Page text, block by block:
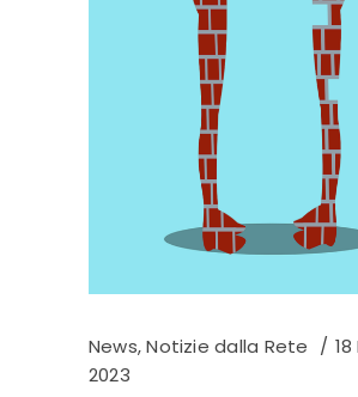
News,Notizie dalla Rete
2023